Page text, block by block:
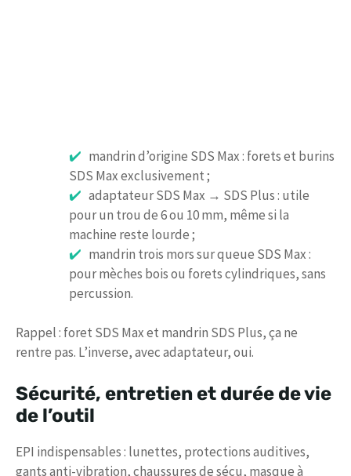
mandrin d’origine SDS Max : forets et burins
SDS Max exclusivement ;
adaptateur SDS Max → SDS Plus : utile
pour un trou de 6 ou 10 mm, même si la
machine reste lourde ;
mandrin trois mors sur queue SDS Max :
pour mèches bois ou forets cylindriques, sans
percussion.
Rappel : foret SDS Max et mandrin SDS Plus, ça ne
rentre pas. L’inverse, avec adaptateur, oui.
Sécurité, entretien et durée de vie
de l’outil
EPI indispensables : lunettes, protections auditives,
gants anti-vibration, chaussures de sécu, masque à